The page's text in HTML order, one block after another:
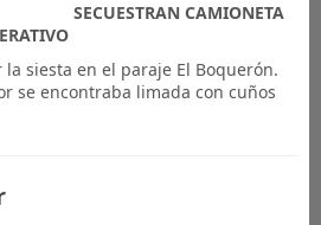
SECUESTRAN CAMIONETA
siesta en el paraje El Boquerón.
se encontraba limada con cuños